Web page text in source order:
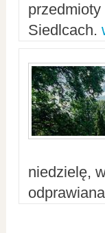
Siedlcach.
niedzielę,